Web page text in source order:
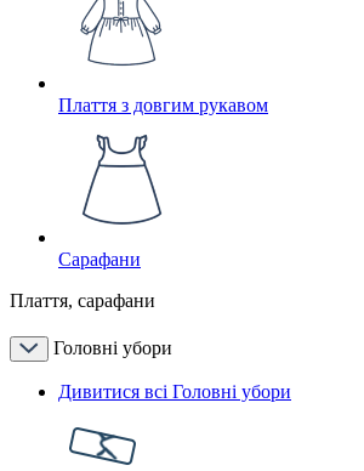
Плаття з довгим рукавом
Сарафани
Плаття, сарафани
Головні убори
Дивитися всі Головні убори